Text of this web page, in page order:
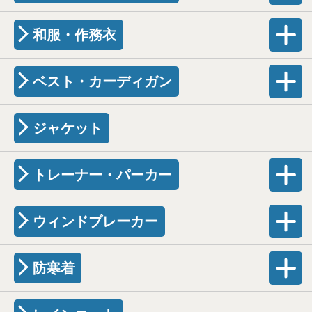
和服・作務衣
ベスト・カーディガン
ジャケット
トレーナー・パーカー
ウィンドブレーカー
防寒着